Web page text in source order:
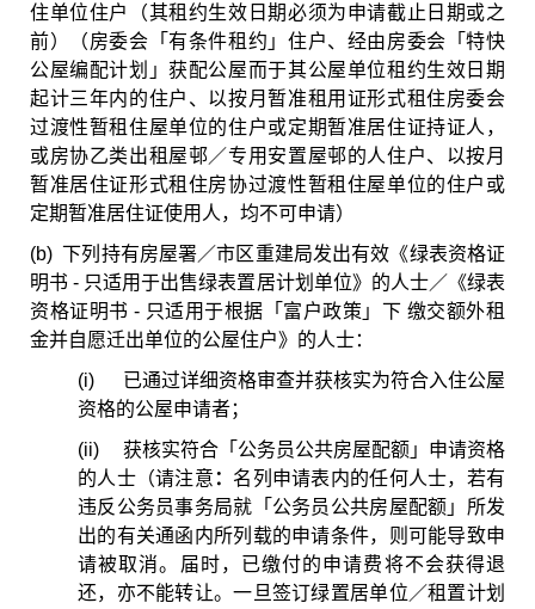
住单位住户（其租约生效日期必须为申请截止日期或之
前）（房委会「有条件租约」住户、经由房委会「特快
公屋编配计划」获配公屋而于其公屋单位租约生效日期
起计三年内的住户、以按月暂准租用证形式租住房委会
过渡性暂租住屋单位的住户或定期暂准居住证持证人，
或房协乙类出租屋邨／专用安置屋邨的人住户、以按月
暂准居住证形式租住房协过渡性暂租住屋单位的住户或
定期暂准居住证使用人，均不可申请）
(b) 下列持有房屋署／市区重建局发出有效《绿表资格证
明书 - 只适用于出售绿表置居计划单位》的人士／《绿表
资格证明书 - 只适用于根据「富户政策」下 缴交额外租
金并自愿迁出单位的公屋住户》的人士：
(i) 已通过详细资格审查并获核实为符合入住公屋
资格的公屋申请者；
(ii) 获核实符合「公务员公共房屋配额」申请资格
的人士（请注意： 名列申请表内的任何人士，若有
违反公务员事务局就「公务员公共房屋配额」所发
出的有关通函内所列载的申请条件，则可能导致申
请被取消。届时，已缴付的申请费将不会获得退
还，亦不能转让。一旦签订绿置居单位／租置计划